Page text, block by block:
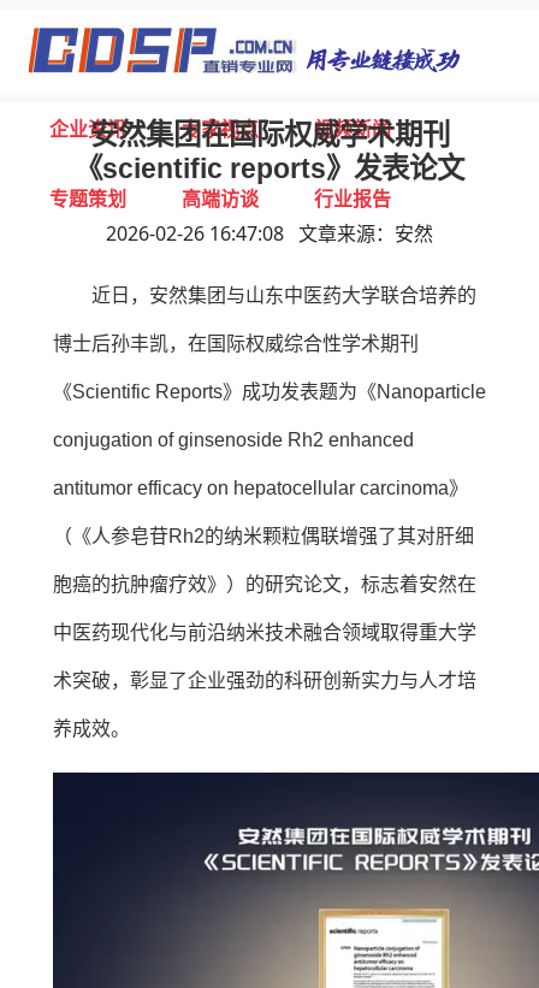
首页 独家报道 行业动态
企业资讯 专家视点 视频新闻
专题策划 高端访谈 行业报告
安然集团在国际权威学术期刊
《scientific reports》发表论文
2026-02-26 16:47:08 文章来源：安然
近日，安然集团与山东中医药大学联合培养的
博士后孙丰凯，在国际权威综合性学术期刊
《Scientific Reports》成功发表题为《Nanoparticle
conjugation of ginsenoside Rh2 enhanced
antitumor efficacy on hepatocellular carcinoma》
（《人参皂苷Rh2的纳米颗粒偶联增强了其对肝细
胞癌的抗肿瘤疗效》）的研究论文，标志着安然在
中医药现代化与前沿纳米技术融合领域取得重大学
术突破，彰显了企业强劲的科研创新实力与人才培
养成效。